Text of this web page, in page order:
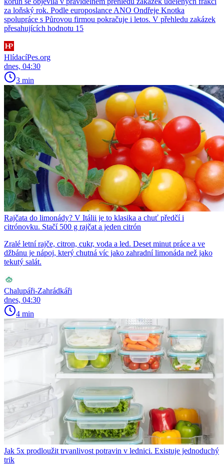
za loňský rok. Podle europoslance ANO Ondřeje Knotka
spolupráce s Půrovou firmou pokračuje i letos. V přehledu zakázek
přesahujících hodnotu 15
HlídacíPes.org
dnes, 04:30
3 min
Rajčata do limonády? V Itálii je to klasika a chuť předčí i
citrónovku. Stačí 500 g rajčat a jeden citrón
Zralé letní rajče, citron, cukr, voda a led. Deset minut práce a ve
džbánu je nápoj, který chutná víc jako zahradní limonáda než jako
tekutý salát.
Chalupáři-Zahrádkáři
dnes, 04:30
4 min
Jak 5x prodloužit trvanlivost potravin v lednici. Existuje jednoduchý
trik